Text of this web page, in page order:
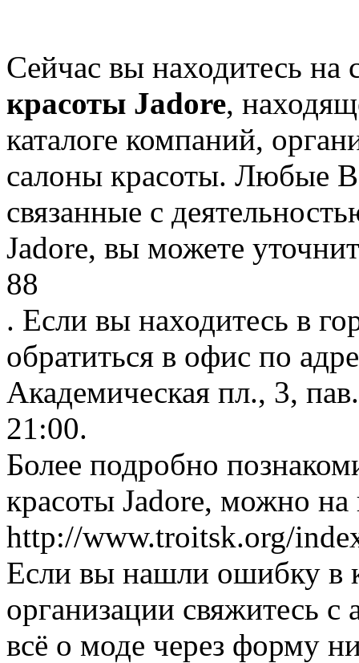
Сейчас вы находитесь на
красоты Jadore,
каталоге компаний,
салоны красоты. Любые
связанные с
Jadore, вы можете
88
. Если вы находитесь в
обратиться в офис по
Академическая пл., 3,
21:00.
Более подробно
красоты Jadore, можно на
http://www.troitsk.org/
Если вы нашли ошибку в
организации свяжитесь
всё о моде через форму